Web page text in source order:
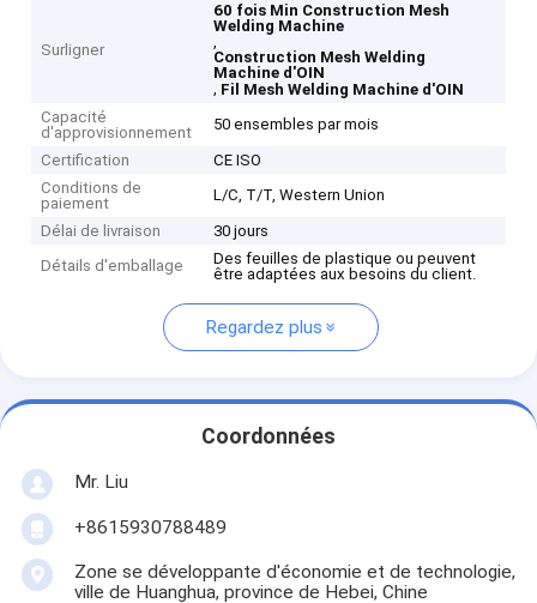
Surligner
60 fois Min Construction Mesh
Welding Machine
,
Construction Mesh Welding
Machine d'OIN
, Fil Mesh Welding Machine d'OIN
Capacité
d'approvisionnement
50 ensembles par mois
Certification
CE ISO
Conditions de
paiement
L/C, T/T, Western Union
Délai de livraison
30 jours
Détails d'emballage
Des feuilles de plastique ou peuvent
être adaptées aux besoins du client.
Regardez plus
Coordonnées
Mr. Liu
+8615930788489
Zone se développante d'économie et de technologie,
ville de Huanghua, province de Hebei, Chine